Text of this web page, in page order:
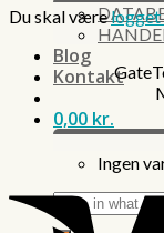
Blog
Kontakt
0,00 kr.
Ingen
Søg
efter:
Du skal værelogget